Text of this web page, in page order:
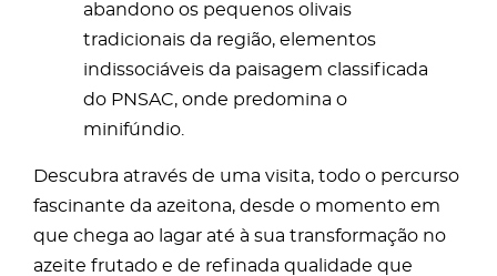
abandono os pequenos olivais
tradicionais da região, elementos
indissociáveis da paisagem classificada
do PNSAC, onde predomina o
minifúndio.
Descubra através de uma visita, todo o percurso
fascinante da azeitona, desde o momento em
que chega ao lagar até à sua transformação no
azeite frutado e de refinada qualidade que